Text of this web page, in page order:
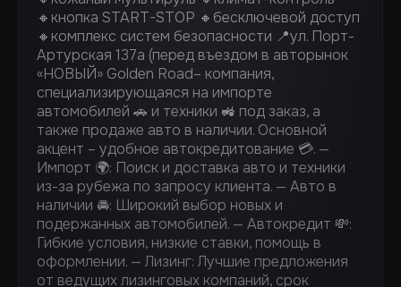
🔸кнопка START-STOP 🔸бесключевой доступ
🔸комплекс систем безопасности 📍ул. Порт-
Артурская 137а (перед въездом в авторынок
«НОВЫЙ» Golden Road– компания,
специализирующаяся на импорте
автомобилей 🚗 и техники 🚜 под заказ, а
также продаже авто в наличии. Основной
акцент – удобное автокредитование 💳. —
Импорт 🌍: Поиск и доставка авто и техники
из-за рубежа по запросу клиента. — Авто в
наличии 🚘: Широкий выбор новых и
подержанных автомобилей. — Автокредит 💸:
Гибкие условия, низкие ставки, помощь в
оформлении. — ⁠Лизинг: Лучшие предложения
от ведущих лизинговых компаний, срок